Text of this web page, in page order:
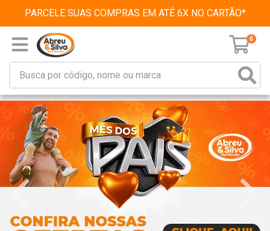
PARCELE SUAS COMPRAS EM ATÉ 6X NO CARTÃO*
0